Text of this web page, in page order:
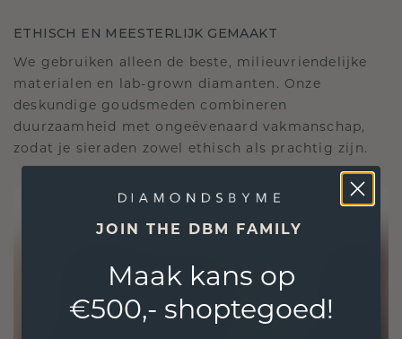
ETHISCH EN MEESTERLIJK GEMAAKT
We gebruiken alleen de beste, milieuvriendelijke
materialen en lab-grown diamanten. Onze
deskundige goudsmeden combineren
duurzaamheid met ongeëvenaard vakmanschap,
zodat je sieraden zowel ethisch als prachtig zijn.
JOIN THE DBM FAMILY
Maak kans op
€500,- shoptegoed!